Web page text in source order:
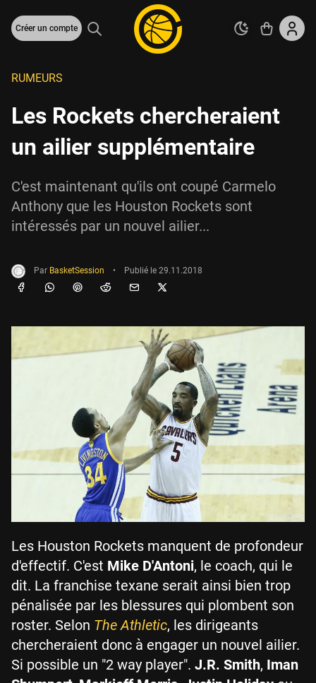
Créer un compte
RUMEURS
Les Rockets chercheraient
un ailier supplémentaire
C'est maintenant qu'ils ont coupé Carmelo
Anthony que les Houston Rockets sont
intéressés par un nouvel ailier...
Par BasketSession • Publié le 29.11.2018
Les Houston Rockets manquent de profondeur
d'effectif. C'est Mike D'Antoni, le coach, qui le
dit. La franchise texane serait ainsi bien trop
pénalisée par les blessures qui plombent son
roster. Selon The Athletic, les dirigeants
chercheraient donc à engager un nouvel ailier.
Si possible un "2 way player". J.R. Smith, Iman